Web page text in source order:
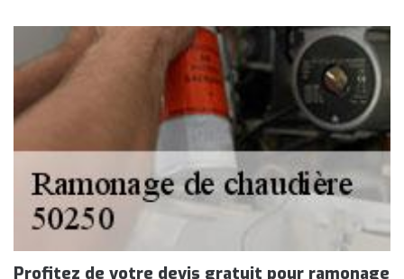
Profitez de votre devis gratuit pour ramonage